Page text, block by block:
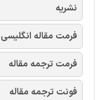
نشریه
فرمت مقاله انگلیسی
فرمت ترجمه مقاله
فونت ترجمه مقاله